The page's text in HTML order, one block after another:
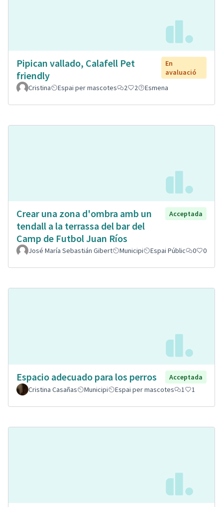
Pipican vallado, Calafell Pet
friendly
En
avaluació
Cristina
Espai per mascotes 2 2 Esmena
Crear una zona d'ombra amb un
tendall a la terrassa del bar del
Camp de Futbol Juan Ríos
Acceptada
José María Sebastián Gibert Municipi Espai Públic 0 0
Espacio adecuado para los perros
Acceptada
Cristina Casañas
Municipi Espai per mascotes 1 1